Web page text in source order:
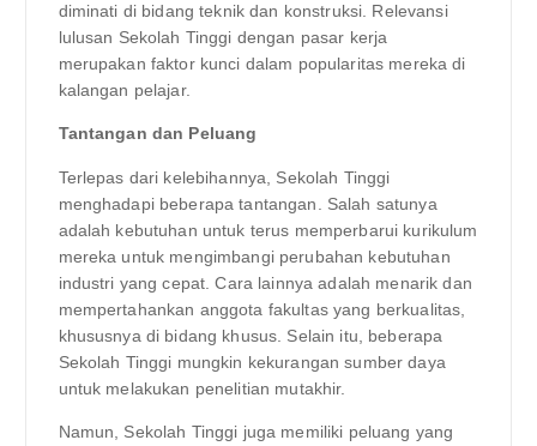
diminati di bidang teknik dan konstruksi. Relevansi
lulusan Sekolah Tinggi dengan pasar kerja
merupakan faktor kunci dalam popularitas mereka di
kalangan pelajar.
Tantangan dan Peluang
Terlepas dari kelebihannya, Sekolah Tinggi
menghadapi beberapa tantangan. Salah satunya
adalah kebutuhan untuk terus memperbarui kurikulum
mereka untuk mengimbangi perubahan kebutuhan
industri yang cepat. Cara lainnya adalah menarik dan
mempertahankan anggota fakultas yang berkualitas,
khususnya di bidang khusus. Selain itu, beberapa
Sekolah Tinggi mungkin kekurangan sumber daya
untuk melakukan penelitian mutakhir.
Namun, Sekolah Tinggi juga memiliki peluang yang